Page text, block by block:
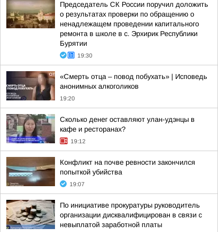
Председатель СК России поручил доложить
о результатах проверки по обращению о
ненадлежащем проведении капитального
ремонта в школе в с. Эрхирик Республики
Бурятии
19:30
«Смерть отца – повод побухать» | Исповедь
анонимных алкоголиков
19:20
Сколько денег оставляют улан-удэнцы в
кафе и ресторанах?
19:12
Конфликт на почве ревности закончился
попыткой убийства
19:07
По инициативе прокуратуры руководитель
организации дисквалифицирован в связи с
невыплатой заработной платы